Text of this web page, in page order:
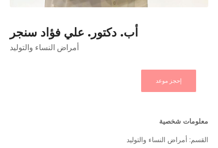
أب. دكتور. علي فؤاد سنجر
أمراض النساء والتوليد
إحجز موعد
معلومات شخصية
القسم: أمراض النساء والتوليد